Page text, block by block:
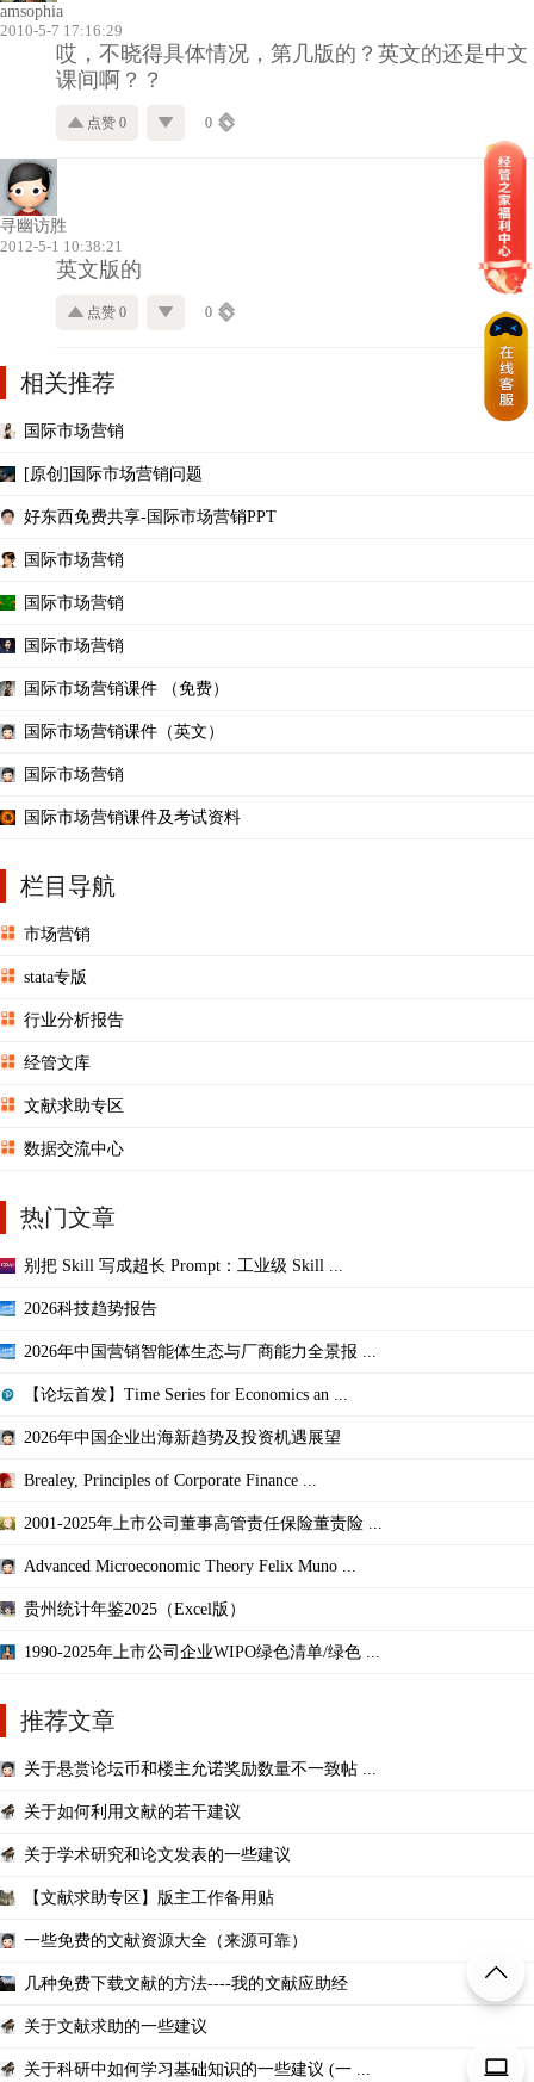
amsophia
2010-5-7 17:16:29
哎，不晓得具体情况，第几版的？英文的还是中文
课间啊？？
点赞 0 0
寻幽访胜
2012-5-1 10:38:21
英文版的
点赞 0 0
相关推荐
国际市场营销
[原创]国际市场营销问题
好东西免费共享-国际市场营销PPT
国际市场营销
国际市场营销
国际市场营销
国际市场营销课件 （免费）
国际市场营销课件（英文）
国际市场营销
国际市场营销课件及考试资料
栏目导航
市场营销
stata专版
行业分析报告
经管文库
文献求助专区
数据交流中心
热门文章
别把 Skill 写成超长 Prompt：工业级 Skill ...
2026科技趋势报告
2026年中国营销智能体生态与厂商能力全景报 ...
【论坛首发】Time Series for Economics an ...
2026年中国企业出海新趋势及投资机遇展望
Brealey, Principles of Corporate Finance ...
2001-2025年上市公司董事高管责任保险董责险 ...
Advanced Microeconomic Theory Felix Muno ...
贵州统计年鉴2025（Excel版）
1990-2025年上市公司企业WIPO绿色清单/绿色 ...
推荐文章
关于悬赏论坛币和楼主允诺奖励数量不一致帖 ...
关于如何利用文献的若干建议
关于学术研究和论文发表的一些建议
【文献求助专区】版主工作备用贴
一些免费的文献资源大全（来源可靠）
几种免费下载文献的方法----我的文献应助经
关于文献求助的一些建议
关于科研中如何学习基础知识的一些建议 (一 ...